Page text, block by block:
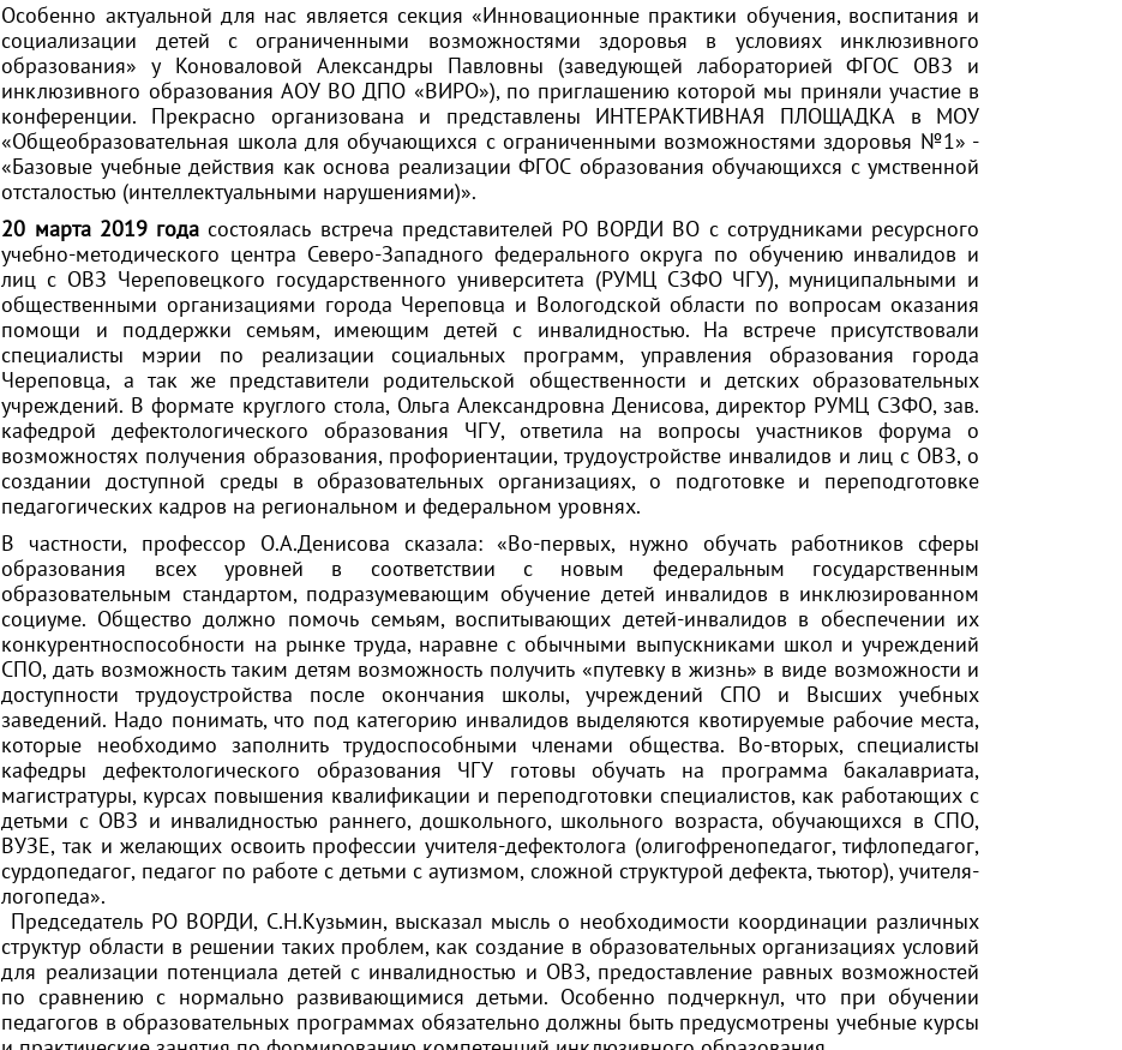
Особенно актуальной для нас является секция «Инновационные практики обучения, воспитания и
социализации детей с ограниченными возможностями здоровья в условиях инклюзивного
образования» у Коноваловой Александры Павловны (заведующей лабораторией ФГОС ОВЗ и
инклюзивного образования АОУ ВО ДПО «ВИРО»), по приглашению которой мы приняли участие в
конференции. Прекрасно организована и представлены ИНТЕРАКТИВНАЯ ПЛОЩАДКА в МОУ
«Общеобразовательная школа для обучающихся с ограниченными возможностями здоровья №1» -
«Базовые учебные действия как основа реализации ФГОС образования обучающихся с умственной
отсталостью (интеллектуальными нарушениями)».
20 марта 2019 годасостоялась встреча представителей РО ВОРДИ ВО с сотрудниками ресурсного
учебно-методического центра Северо-Западного федерального округа по обучению инвалидов и
лиц с ОВЗ Череповецкого государственного университета (РУМЦ СЗФО ЧГУ), муниципальными и
общественными организациями города Череповца и Вологодской области по вопросам оказания
помощи и поддержки семьям, имеющим детей с инвалидностью. На встрече присутствовали
специалисты мэрии по реализации социальных программ, управления образования города
Череповца, а так же представители родительской общественности и детских образовательных
учреждений. В формате круглого стола, Ольга Александровна Денисова, директор РУМЦ СЗФО, зав.
кафедрой дефектологического образования ЧГУ, ответила на вопросы участников форума о
возможностях получения образования, профориентации, трудоустройстве инвалидов и лиц с ОВЗ, о
создании доступной среды в образовательных организациях, о подготовке и переподготовке
педагогических кадров на региональном и федеральном уровнях.
В частности, профессор О.А.Денисова сказала: «Во-первых, нужно обучать работников сферы
образования всех уровней в соответствии с новым федеральным государственным
образовательным стандартом, подразумевающим обучение детей инвалидов в инклюзированном
социуме. Общество должно помочь семьям, воспитывающих детей-инвалидов в обеспечении их
конкурентноспособности на рынке труда, наравне с обычными выпускниками школ и учреждений
СПО, дать возможность таким детям возможность получить «путевку в жизнь» в виде возможности и
доступности трудоустройства после окончания школы, учреждений СПО и Высших учебных
заведений. Надо понимать, что под категорию инвалидов выделяются квотируемые рабочие места,
которые необходимо заполнить трудоспособными членами общества. Во-вторых, специалисты
кафедры дефектологического образования ЧГУ готовы обучать на программа бакалавриата,
магистратуры, курсах повышения квалификации и переподготовки специалистов, как работающих с
детьми с ОВЗ и инвалидностью раннего, дошкольного, школьного возраста, обучающихся в СПО,
ВУЗЕ, так и желающих освоить профессии учителя-дефектолога (олигофренопедагог, тифлопедагог,
сурдопедагог, педагог по работе с детьми с аутизмом, сложной структурой дефекта, тьютор), учителя-
логопеда».
Председатель РО ВОРДИ, С.Н.Кузьмин, высказал мысль о необходимости координации различных
структур области в решении таких проблем, как создание в образовательных организациях условий
для реализации потенциала детей с инвалидностью и ОВЗ, предоставление равных возможностей
по сравнению с нормально развивающимися детьми. Особенно подчеркнул, что при обучении
педагогов в образовательных программах обязательно должны быть предусмотрены учебные курсы